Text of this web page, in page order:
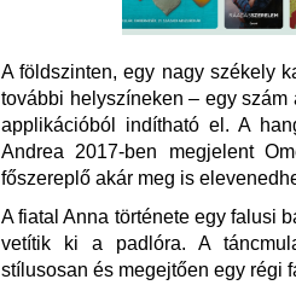
A földszinten, egy nagy székely
további helyszíneken – egy
applikációból indítható el. A
Andrea 2017-ben megjelent
főszereplő akár meg is
A fiatal Anna története egy falusi
vetítik ki a padlóra. A
stílusosan és megejtően egy régi